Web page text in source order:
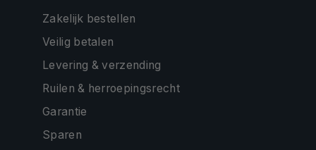
Zakelijk bestellen
Veilig betalen
Levering & verzending
Ruilen & herroepingsrecht
Garantie
Sparen